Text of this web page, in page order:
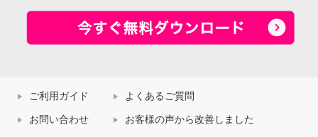
ご利用ガイド よくあるご質問
お問い合わせ お客様の声から改善しました